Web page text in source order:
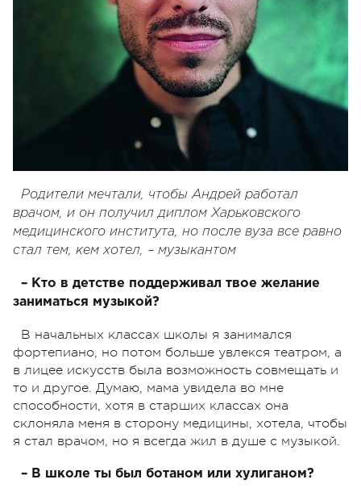
Родители мечтали, чтобы Андрей работал
врачом, и он получил диплом Харьковского
медицинского института, но после вуза все равно
стал тем, кем хотел, – музыкантом
– Кто в детстве поддерживал твое желание
заниматься музыкой?
В начальных классах школы я занимался
фортепиано, но потом больше увлекся театром, а
в лицее искусств была возможность совмещать и
то и другое. Думаю, мама увидела во мне
способности, хотя в старших классах она
склоняла меня в сторону медицины, хотела, чтобы
я стал врачом, но я всегда жил в душе с музыкой.
– В школе ты был ботаном или хулиганом?